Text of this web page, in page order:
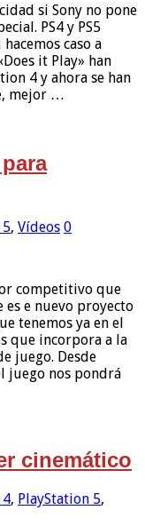
si Sony no pone
PS4 y PS5
caso a
it Play» han
4 y ahora se han
mejor …
5, Vídeos 0
competitivo que
es e nuevo proyecto
tenemos ya en el
que incorpora a la
juego. Desde
juego nos pondrá
cinemático
4, PlayStation 5,